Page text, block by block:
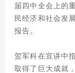
届四中全会上的
民经济和社会发
报告。
贺军科在宣讲中
取得了巨大成就